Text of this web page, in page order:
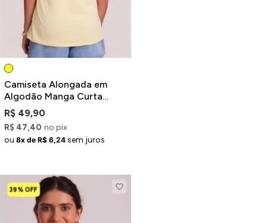
Camiseta Alongada em
Algodão Manga Curta
Amarelo Pastel Estampa
Drinks
R$ 49,90
R$ 47,40 no pix
ou 8x de R$ 6,24 sem juros
39% OFF